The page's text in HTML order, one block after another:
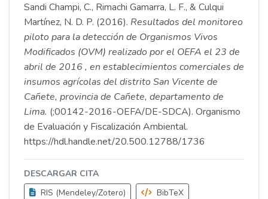
Sandi Champi, C., Rimachi Gamarra, L. F., & Culqui
Martínez, N. D. P. (2016). Resultados del monitoreo
piloto para la detección de Organismos Vivos
Modificados (OVM) realizado por el OEFA el 23 de
abril de 2016 , en establecimientos comerciales de
insumos agrícolas del distrito San Vicente de
Cañete, provincia de Cañete, departamento de
Lima. (;00142-2016-OEFA/DE-SDCA). Organismo
de Evaluación y Fiscalización Ambiental.
https://hdl.handle.net/20.500.12788/1736
DESCARGAR CITA
RIS (Mendeley/Zotero)
BibTeX